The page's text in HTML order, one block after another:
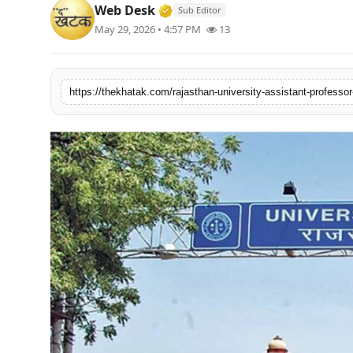
Web Desk Verified Media or
Sub Editor
May 29, 2026 • 4:57 PM 13